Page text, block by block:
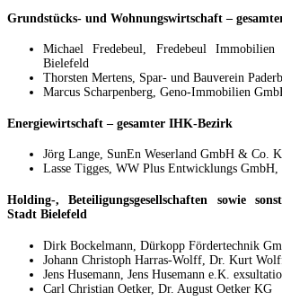
Grundstücks- und Wohnungswirtschaft –
Michael Fredebeul, Fredebeul
Bielefeld
Thorsten Mertens, Spar- und Bauverein
Marcus Scharpenberg, Geno-Immobilien
Energiewirtschaft – gesamter IHK-Bezirk
Jörg Lange, SunEn Weserland GmbH & Co.
Lasse Tigges, WW Plus Entwicklungs GmbH,
Holding-, Beteiligungsgesellschaften sowie
Stadt Bielefeld
Dirk Bockelmann, Dürkopp Fördertechnik
Johann Christoph Harras-Wolff, Dr. Kurt
Jens Husemann, Jens Husemann e.K.
Carl Christian Oetker, Dr. August Oetker KG